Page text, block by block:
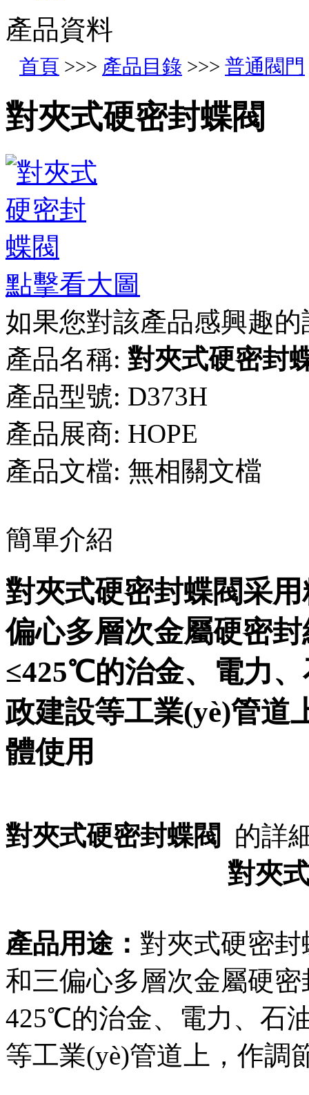
產品資料
首頁 >>> 產品目錄 >>> 普通閥門
對夾式硬密封蝶閥
點擊看大圖
如果您對該產品感興趣的
產品名稱: 對夾式硬密封
產品型號: D373H
產品展商: HOPE
產品文檔: 無相關文檔
簡單介紹
對夾式硬密封蝶閥采
偏心多層次金屬硬密封
≤425℃的治金、電力
政建設等工業(yè)管道上
體使用
對夾式硬密封蝶閥 的詳
對夾
產品用途： 對夾式硬密
和三偏心多層次金屬硬
425℃的治金、電力、石
等工業(yè)管道上，